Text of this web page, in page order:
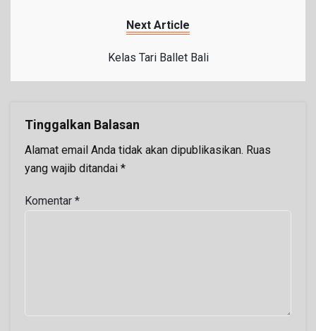
Next Article
Kelas Tari Ballet Bali
Tinggalkan Balasan
Alamat email Anda tidak akan dipublikasikan. Ruas
yang wajib ditandai *
Komentar *